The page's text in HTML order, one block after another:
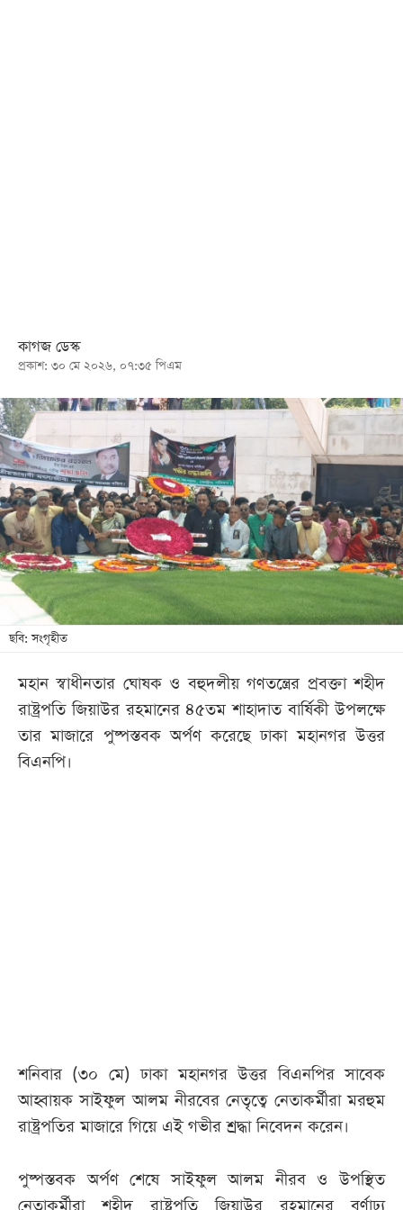
ভিডিও
আর্কাইভ
আজকের
পত্রিকা
ই-
পেপার
কাগজ ডেস্ক
প্রকাশ: ৩০ মে ২০২৬, ০৭:৩৫ পিএম
ছবি: সংগৃহীত
মহান স্বাধীনতার ঘোষক ও বহুদলীয় গণতন্ত্রের প্রবক্তা শহীদ
রাষ্ট্রপতি জিয়াউর রহমানের ৪৫তম শাহাদাত বার্ষিকী উপলক্ষে
তার মাজারে পুষ্পস্তবক অর্পণ করেছে ঢাকা মহানগর উত্তর
বিএনপি।
শনিবার (৩০ মে) ঢাকা মহানগর উত্তর বিএনপির সাবেক
আহ্বায়ক সাইফুল আলম নীরবের নেতৃত্বে নেতাকর্মীরা মরহুম
রাষ্ট্রপতির মাজারে গিয়ে এই গভীর শ্রদ্ধা নিবেদন করেন।
পুষ্পস্তবক অর্পণ শেষে সাইফুল আলম নীরব ও উপস্থিত